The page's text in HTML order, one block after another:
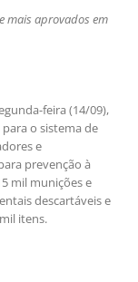
mais aprovados em
feira (14/09),
o sistema de
e
prevenção à
mil munições e
descartáveis e
itens.